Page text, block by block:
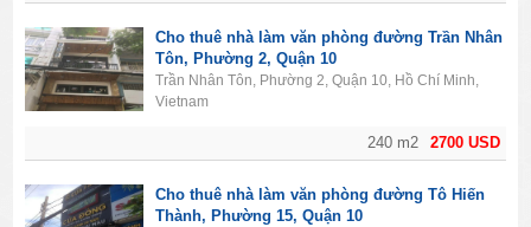
2700 USD
240 m2
Cho thuê nhà làm văn phòng đường Trần Nhân
Tôn, Phường 2, Quận 10
Trần Nhân Tôn, Phường 2, Quận 10, Hồ Chí Minh,
Vietnam
Cho thuê nhà làm văn phòng đường Tô Hiến
Thành, Phường 15, Quận 10